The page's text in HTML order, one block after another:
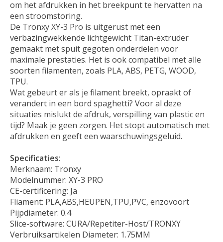
om het afdrukken in het breekpunt te hervatten na
een stroomstoring.
De Tronxy XY-3 Pro is uitgerust met een
verbazingwekkende lichtgewicht Titan-extruder
gemaakt met spuit gegoten onderdelen voor
maximale prestaties. Het is ook compatibel met alle
soorten filamenten, zoals PLA, ABS, PETG, WOOD,
TPU.
Wat gebeurt er als je filament breekt, opraakt of
verandert in een bord spaghetti? Voor al deze
situaties mislukt de afdruk, verspilling van plastic en
tijd? Maak je geen zorgen. Het stopt automatisch met
afdrukken en geeft een waarschuwingsgeluid.
Specificaties:
Merknaam: Tronxy
Modelnummer: XY-3 PRO
CE-certificering: Ja
Fliament: PLA,ABS,HEUPEN,TPU,PVC, enzovoort
Pijpdiameter: 0.4
Slice-software: CURA/Repetiter-Host/TRONXY
Verbruiksartikelen Diameter: 1.75MM